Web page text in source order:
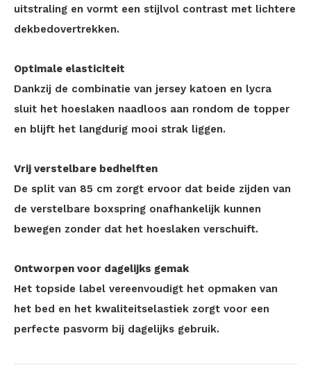
uitstraling en vormt een stijlvol contrast met lichtere
dekbedovertrekken.
Optimale elasticiteit
Dankzij de combinatie van jersey katoen en lycra
sluit het hoeslaken naadloos aan rondom de topper
en blijft het langdurig mooi strak liggen.
Vrij verstelbare bedhelften
De split van 85 cm zorgt ervoor dat beide zijden van
de verstelbare boxspring onafhankelijk kunnen
bewegen zonder dat het hoeslaken verschuift.
Ontworpen voor dagelijks gemak
Het topside label vereenvoudigt het opmaken van
het bed en het kwaliteitselastiek zorgt voor een
perfecte pasvorm bij dagelijks gebruik.